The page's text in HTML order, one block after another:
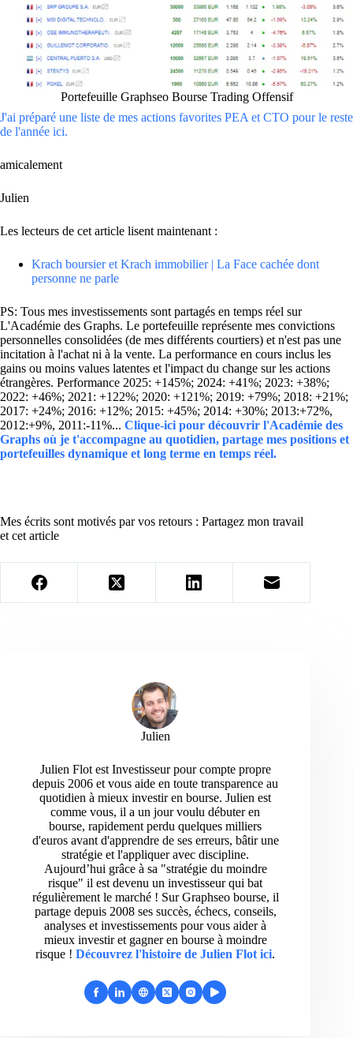
Portefeuille Graphseo Bourse Trading Offensif
J'ai préparé une liste de mes actions favorites PEA et CTO pour le reste
de l'année ici.
amicalement
Julien
Les lecteurs de cet article lisent maintenant :
Krach boursier et Krach immobilier | La Face cachée dont
personne ne parle
PS: Tous mes investissements sont partagés en temps réel sur
L'Académie des Graphs. Le portefeuille représente mes convictions
personnelles consolidées (de mes différents courtiers) et n'est pas une
incitation à l'achat ni à la vente. La performance en cours inclus les
gains ou moins values latentes et l'impact du change sur les actions
étrangères. Performance 2025: +145%; 2024: +41%; 2023: +38%;
2022: +46%; 2021: +122%; 2020: +121%; 2019: +79%; 2018: +21%;
2017: +24%; 2016: +12%; 2015: +45%; 2014: +30%; 2013:+72%,
2012:+9%, 2011:-11%... Clique-ici pour découvrir l'Académie des
Graphs où je t'accompagne au quotidien, partage mes positions et
portefeuilles dynamique et long terme en temps réel.
Mes écrits sont motivés par vos retours : Partagez mon travail
et cet article
Julien
Julien Flot est Investisseur pour compte propre
depuis 2006 et vous aide en toute transparence au
quotidien à mieux investir en bourse. Julien est
comme vous, il a un jour voulu débuter en
bourse, rapidement perdu quelques milliers
d'euros avant d'apprendre de ses erreurs, bâtir une
stratégie et l'appliquer avec discipline.
Aujourd’hui grâce à sa "stratégie du moindre
risque" il est devenu un investisseur qui bat
régulièrement le marché ! Sur Graphseo bourse, il
partage depuis 2008 ses succès, échecs, conseils,
analyses et investissements pour vous aider à
mieux investir et gagner en bourse à moindre
risque ! Découvrez l'histoire de Julien Flot ici.